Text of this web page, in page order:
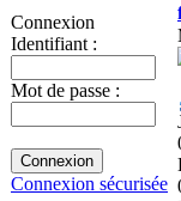
Connexion
Identifiant :
Mot de passe :
Connexion sécurisée